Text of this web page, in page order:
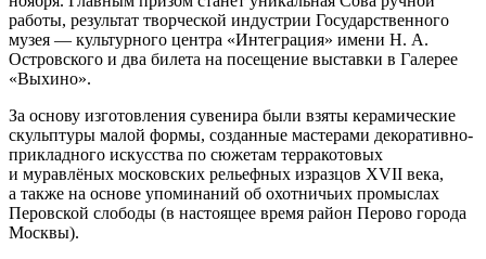
работы, результат творческой индустрии Государственного
музея — культурного центра «Интеграция» имени Н. А.
Островского и два билета на посещение выставки в Галерее
«Выхино».
За основу изготовления сувенира были взяты керамические
скульптуры малой формы, созданные мастерами декоративно-
прикладного искусства по сюжетам терракотовых
и муравлёных московских рельефных изразцов XVII века,
а также на основе упоминаний об охотничьих промыслах
Перовской слободы (в настоящее время район Перово города
Москвы).